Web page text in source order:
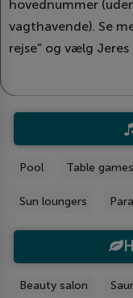
hovednummer
vagthavende). Se
rejse” og vælg
Рool Table games
Sun loungers
Beauty salon